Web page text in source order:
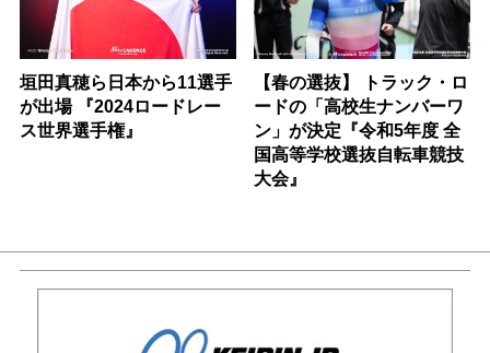
垣田真穂ら日本から11選手
が出場 『2024ロードレー
ス世界選手権』
【春の選抜】 トラック・ロ
ードの「高校生ナンバーワ
ン」が決定『令和5年度 全
国高等学校選抜自転車競技
大会』